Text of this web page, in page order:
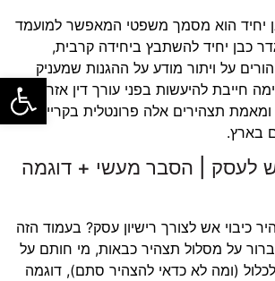
פתח
יחיד הוא מסמך משפטי המאפשר למועמד
כבן יחיד להשתבץ ביחידה קרבית,
על ויתור מודע על ההגנות שמעניק
חייבת להיעשות בפני עורך דין אזרחי.
תצהירים אלה פרונטלית בקריית אונו
בארץ.
לעסק | הסבר מעשי + דוגמה
כיבוי אש לצורך רישיון עסק? בעמוד הזה
על מסלול תצהיר כבאות, מי חותם על
(ומה לא כדאי להצהיר סתם), דוגמה